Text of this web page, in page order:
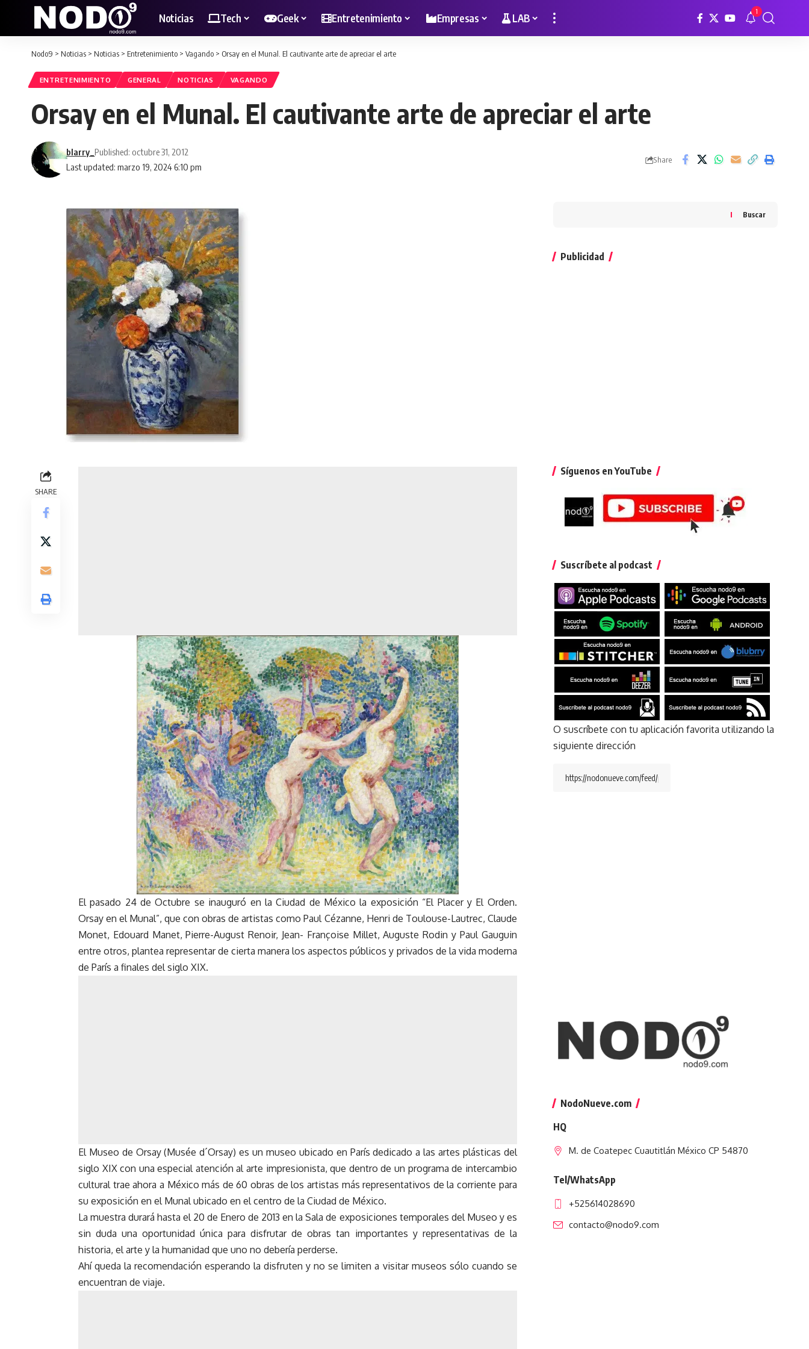
Noticias Tech Geek Entretenimiento Empresas LAB 1
Nodo9 > Noticias > Noticias > Entretenimiento > Vagando > Orsay en el Munal. El cautivante arte de apreciar el arte
ENTRETENIMIENTO GENERAL NOTICIAS VAGANDO
Orsay en el Munal. El cautivante arte de apreciar el arte
Last updated: marzo 19, 2024 6:10 pm
blarry_Published: octubre 31, 2012
Share
SHARE
El pasado 24 de Octubre se inauguró en la Ciudad de México la exposición “El Placer y El Orden.
Orsay en el Munal”, que con obras de artistas como Paul Cézanne, Henri de Toulouse-Lautrec, Claude
Monet, Edouard Manet, Pierre-August Renoir, Jean- Françoise Millet, Auguste Rodin y Paul Gauguin
entre otros, plantea representar de cierta manera los aspectos públicos y privados de la vida moderna
de París a finales del siglo XIX.
El Museo de Orsay (Musée d´Orsay) es un museo ubicado en París dedicado a las artes plásticas del
siglo XIX con una especial atención al arte impresionista, que dentro de un programa de intercambio
cultural trae ahora a México más de 60 obras de los artistas más representativos de la corriente para
su exposición en el Munal ubicado en el centro de la Ciudad de México.
La muestra durará hasta el 20 de Enero de 2013 en la Sala de exposiciones temporales del Museo y es
sin duda una oportunidad única para disfrutar de obras tan importantes y representativas de la
historia, el arte y la humanidad que uno no debería perderse.
Ahí queda la recomendación esperando la disfruten y no se limiten a visitar museos sólo cuando se
encuentran de viaje.
Buscar
Publicidad
Síguenos en YouTube
Suscríbete al podcast
O suscríbete con tu aplicación favorita utilizando la
siguiente dirección
NodoNueve.com
HQ
M. de Coatepec Cuautitlán México CP 54870
Tel/WhatsApp
+525614028690
contacto@nodo9.com